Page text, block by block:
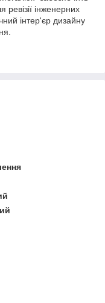
інженерних
інтер'єр дизайну